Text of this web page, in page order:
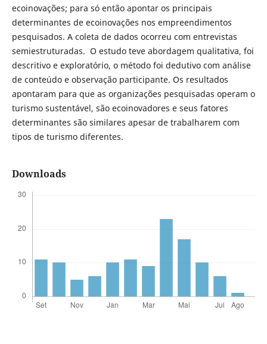
ecoinovações; para só então apontar os principais
determinantes de ecoinovações nos empreendimentos
pesquisados. A coleta de dados ocorreu com entrevistas
semiestruturadas. O estudo teve abordagem qualitativa, foi
descritivo e exploratório, o método foi dedutivo com análise
de conteúdo e observação participante. Os resultados
apontaram para que as organizações pesquisadas operam o
turismo sustentável, são ecoinovadores e seus fatores
determinantes são similares apesar de trabalharem com
tipos de turismo diferentes.
Downloads